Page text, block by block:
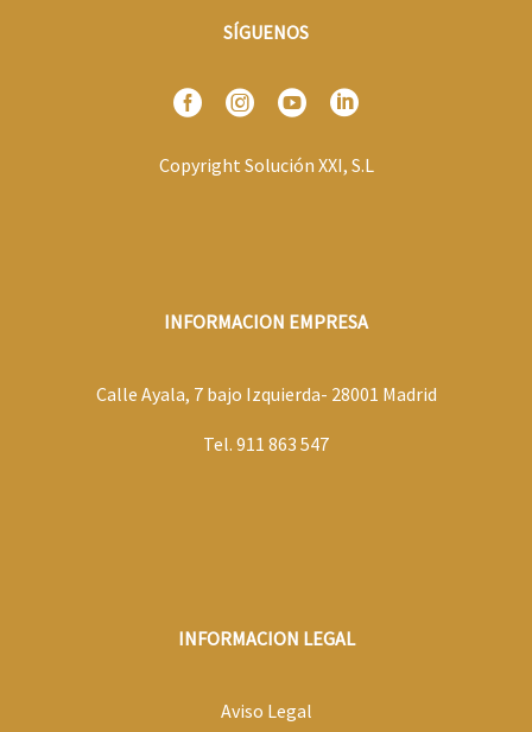
SÍGUENOS
Copyright Solución XXI, S.L
INFORMACION EMPRESA
Calle Ayala, 7 bajo Izquierda- 28001 Madrid
Tel. 911 863 547
INFORMACION LEGAL
Aviso Legal